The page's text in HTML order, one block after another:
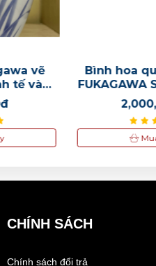
hình chim
hộp
điển Nhật
Ngay
Bình
trụ
CHÍNH SÁCH
Chính sách đổi trả